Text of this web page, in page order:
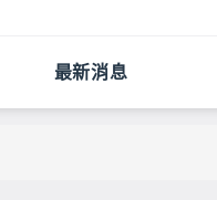
最新消息